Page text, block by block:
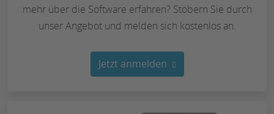
mehr über die Software erfahren? Stöbern Sie durch
unser Angebot und melden sich kostenlos an.
Jetzt anmelden